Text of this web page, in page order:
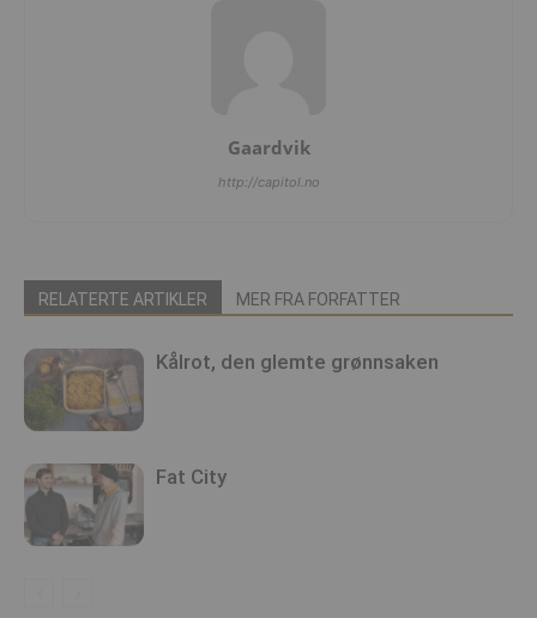
Gaardvik
http://capitol.no
RELATERTE ARTIKLER MER FRA FORFATTER
Kålrot, den glemte grønnsaken
Fat City